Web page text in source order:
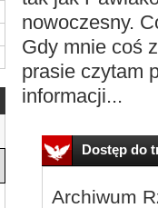
nowoczesny.
Gdy mnie coś
prasie czytam
informacji...
Dostęp do
Archiwum